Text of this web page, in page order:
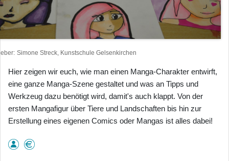
Simone Streck, Kunstschule Gelsenkirchen
Hier zeigen wir euch, wie man einen Manga-Charakter entwirft,
eine ganze Manga-Szene gestaltet und was an Tipps und
Werkzeug dazu benötigt wird, damit's auch klappt. Von der
ersten Mangafigur über Tiere und Landschaften bis hin zur
Erstellung eines eigenen Comics oder Mangas ist alles dabei!